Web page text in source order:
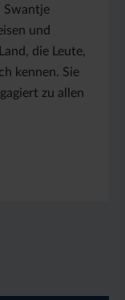
Swantje
und
die Leute,
kennen. Sie
zu allen